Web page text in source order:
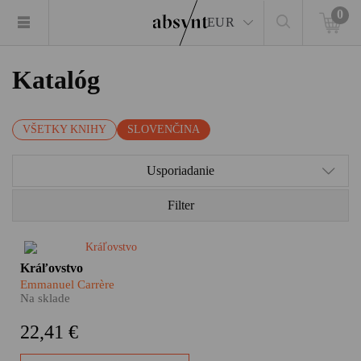
EUR
0
Katalóg
VŠETKY KNIHY SLOVENČINA
Usporiadanie
Filter
Hlavné postavy tohto románu
dôverne poznáte. Ježiš Kristus,
napríklad. Alebo apoštol Pavol.
Či svätý Lukáš. Kráľovstvo
výnimočná kniha, v ktorej sa
Kráľovstvo
Emmanuel Carrère
Na sklade
22,41 €